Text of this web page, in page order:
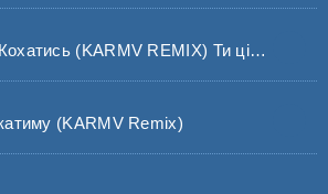
(KARMV REMIX) Ти цілуєш вишневі губи
(KARMV Remix)